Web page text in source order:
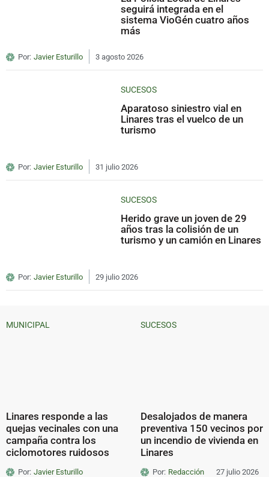
seguirá integrada en el
sistema VioGén cuatro años
más
Por: Javier Esturillo 3 agosto 2026
SUCESOS
Aparatoso siniestro vial en
Linares tras el vuelco de un
turismo
Por: Javier Esturillo 31 julio 2026
SUCESOS
Herido grave un joven de 29
años tras la colisión de un
turismo y un camión en Linares
Por: Javier Esturillo 29 julio 2026
MUNICIPAL
Linares responde a las
quejas vecinales con una
campaña contra los
ciclomotores ruidosos
Por: Javier Esturillo
SUCESOS
Desalojados de manera
preventiva 150 vecinos por
un incendio de vivienda en
Linares
Por: Redacción 27 julio 2026